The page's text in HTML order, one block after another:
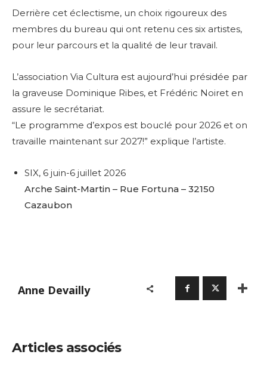
Adresse email*
Prénom
Nom
Derrière cet éclectisme, un choix rigoureux des
membres du bureau qui ont retenu ces six artistes,
pour leur parcours et la qualité de leur travail.
L’association Via Cultura est aujourd’hui présidée par
la graveuse Dominique Ribes, et Frédéric Noiret en
assure le secrétariat.
“Le programme d’expos est bouclé pour 2026 et on
travaille maintenant sur 2027!” explique l’artiste.
SIX, 6 juin-6 juillet 2026
Arche Saint-Martin – Rue Fortuna – 32150
Cazaubon
Anne Devailly
Articles associés